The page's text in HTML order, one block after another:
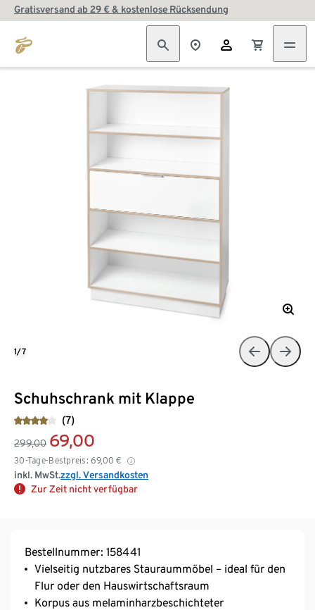
Gratisversand ab 29 € & kostenlose Rücksendung
Schuhschrank mit Klappe
(7)
299,00 69,00
30-Tage-Bestpreis: 69,00 €
inkl. MwSt.zzgl. Versandkosten
Zur Zeit nicht verfügbar
1/7
Bestellnummer: 158441
Vielseitig nutzbares Stauraummöbel – ideal für den
Flur oder den Hauswirtschaftsraum
Korpus aus melaminharzbeschichteter